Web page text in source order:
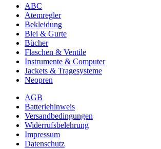
ABC
Atemregler
Bekleidung
Blei & Gurte
Bücher
Flaschen & Ventile
Instrumente & Computer
Jackets & Tragesysteme
Neopren
AGB
Batteriehinweis
Versandbedingungen
Widerrufsbelehrung
Impressum
Datenschutz